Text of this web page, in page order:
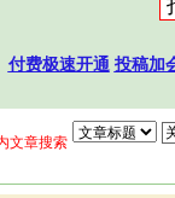
付费极速开通 投稿加
文章搜索